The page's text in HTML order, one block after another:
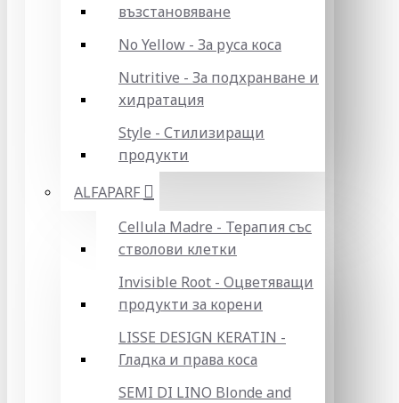
възстановяване
No Yellow - За руса коса
Nutritive - За подхранване и
хидратация
Style - Стилизиращи
продукти
ALFAPARF
Cellula Madre - Терапия със
стволови клетки
Invisible Root - Оцветяващи
продукти за корени
LISSE DESIGN KERATIN -
Гладка и права коса
SEMI DI LINO Blonde and